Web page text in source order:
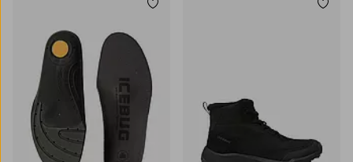
Tilføj til favoritter